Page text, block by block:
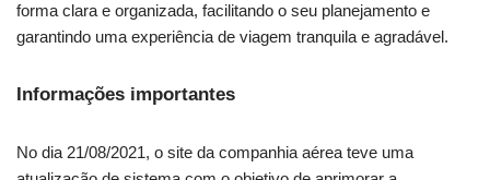
forma clara e organizada, facilitando o seu planejamento e
garantindo uma experiência de viagem tranquila e agradável.
Informações importantes
No dia 21/08/2021, o site da companhia aérea teve uma